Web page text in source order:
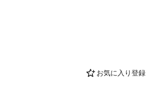
お気に入り登録